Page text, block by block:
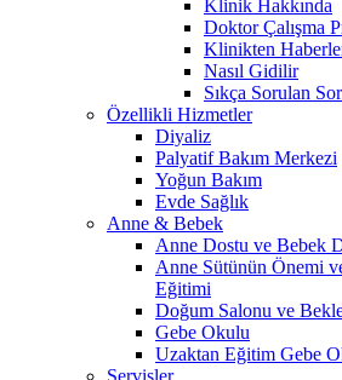
Klinik Hakkında
Doktor Çalışma
Klinikten
Nasıl Gidilir
Sıkça Sorulan
Özellikli Hizmetler
Diyaliz
Palyatif Bakım Merkezi
Yoğun Bakım
Evde Sağlık
Anne & Bebek
Anne Dostu ve Bebek
Anne Sütünün Önemi
Eğitimi
Doğum Salonu ve
Gebe Okulu
Uzaktan Eğitim Gebe
Servisler